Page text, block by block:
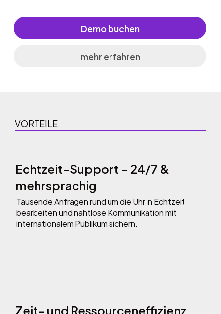
Demo buchen
mehr erfahren
VORTEILE
Echtzeit-Support – 24/7 &
mehrsprachig
Tausende Anfragen rund um die Uhr in Echtzeit
bearbeiten und nahtlose Kommunikation mit
internationalem Publikum sichern.
Zeit- und Ressourceneffizienz